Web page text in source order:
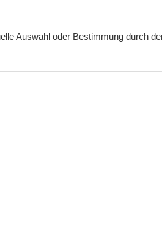
Auswahl oder Bestimmung durch